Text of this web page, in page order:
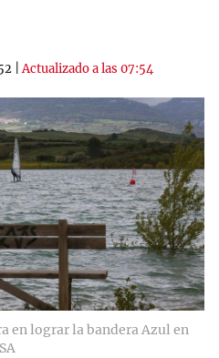
|Actualizado a las 07:54
en lograr la bandera Azul en